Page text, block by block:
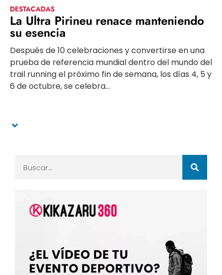
DESTACADAS
La Ultra Pirineu renace manteniendo
su esencia
Después de 10 celebraciones y convertirse en una
prueba de referencia mundial dentro del mundo del
trail running el próximo fin de semana, los días 4, 5 y
6 de octubre, se celebra...